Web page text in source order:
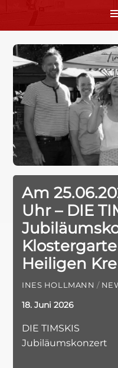
Am
Uhr – DIE
Heiligen
INES HOLLMANN /
18. Juni 2026
DIE TIMSKIS
Jubiläumskonzert